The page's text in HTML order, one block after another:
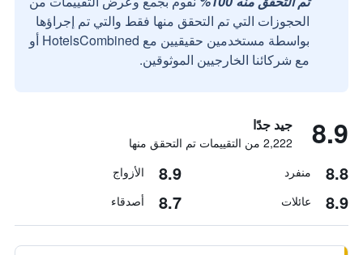
الحجوزات التي تم التحقق منها فقط والتي تم إجراؤها
بواسطة مستخدمين حقيقيين مع HotelsCombined أو
مع شركائنا الخارجيين الموثوقين.
8.9 جيد جدًا
2,222 من التقييمات تم التحقق منها
8.8 منفرد 8.9 الأزواج
8.9 عائلات 8.7 أصدقاء